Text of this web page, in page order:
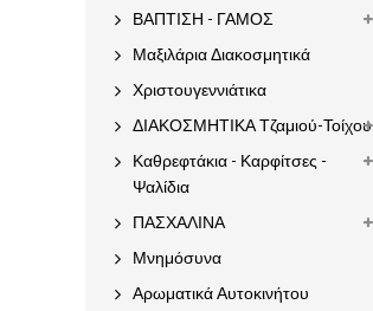
ΒΑΠΤΙΣΗ - ΓΑΜΟΣ
Μαξιλάρια Διακοσμητικά
Χριστουγεννιάτικα
ΔΙΑΚΟΣΜΗΤΙΚΑ Τζαμιού-Τοίχου
Καθρεφτάκια - Καρφίτσες -
Ψαλίδια
ΠΑΣΧΑΛΙΝΑ
Μνημόσυνα
Αρωματικά Αυτοκινήτου